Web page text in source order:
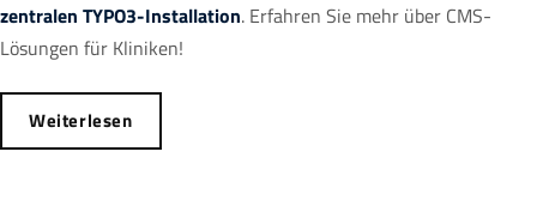
zentralen TYPO3-Installation. Erfahren Sie mehr über CMS-
Lösungen für Kliniken!
Weiterlesen